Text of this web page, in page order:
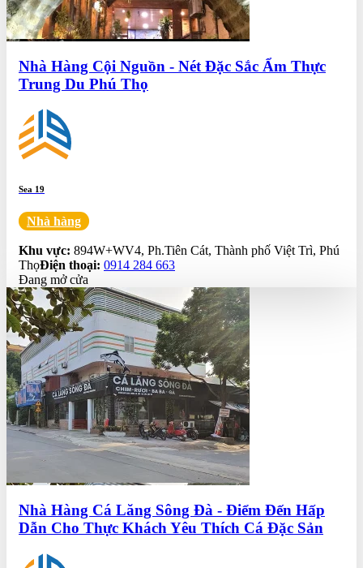
Nhà Hàng Cội Nguồn - Nét Đặc Sắc Ẩm Thực
Trung Du Phú Thọ
Sea 19
Nhà hàng
Khu vực: 894W+WV4, Ph.Tiên Cát, Thành phố Việt Trì, Phú
ThọĐiện thoại: 0914 284 663
Đang mở cửa
Nhà Hàng Cá Lăng Sông Đà - Điểm Đến Hấp
Dẫn Cho Thực Khách Yêu Thích Cá Đặc Sản